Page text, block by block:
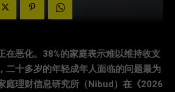
在恶化。38%的家庭表示难以维持收支
二十多岁的年轻成年人面临的问题最为
庭理财信息研究所（Nibud）在《2026